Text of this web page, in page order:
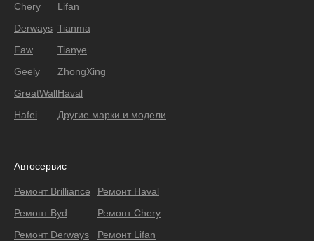
Chery
Derways
Faw
Geely
GreatWall
Hafei
Lifan
Tianma
Tianye
ZhongXing
Haval
Другие марки и модели
Автосервис
Ремонт Brilliance
Ремонт Byd
Ремонт Derways
Ремонт Haval
Ремонт Chery
Ремонт Lifan